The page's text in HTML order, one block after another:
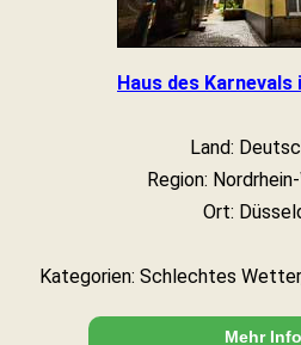
Haus des
Land:
Region:
Ort:
Kategorien: Schlechtes
Mehr